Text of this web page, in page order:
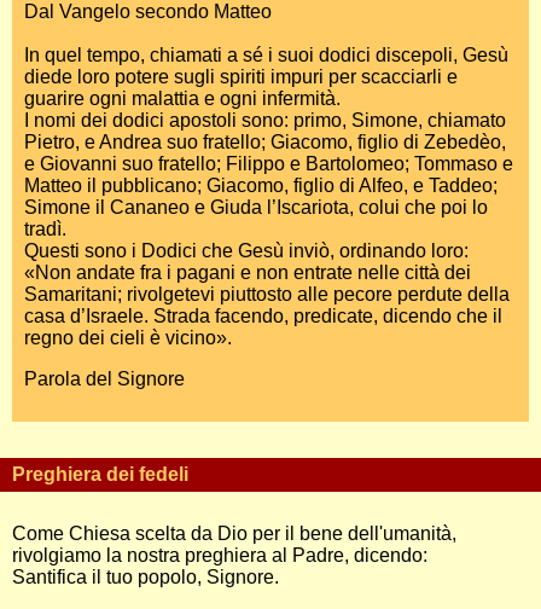
Dal Vangelo secondo Matteo
In quel tempo, chiamati a sé i suoi dodici discepoli, Gesù
diede loro potere sugli spiriti impuri per scacciarli e
guarire ogni malattia e ogni infermità.
I nomi dei dodici apostoli sono: primo, Simone, chiamato
Pietro, e Andrea suo fratello; Giacomo, figlio di Zebedèo,
e Giovanni suo fratello; Filippo e Bartolomeo; Tommaso e
Matteo il pubblicano; Giacomo, figlio di Alfeo, e Taddeo;
Simone il Cananeo e Giuda l’Iscariota, colui che poi lo
tradì.
Questi sono i Dodici che Gesù inviò, ordinando loro:
«Non andate fra i pagani e non entrate nelle città dei
Samaritani; rivolgetevi piuttosto alle pecore perdute della
casa d’Israele. Strada facendo, predicate, dicendo che il
regno dei cieli è vicino».
Parola del Signore
Preghiera dei fedeli
Come Chiesa scelta da Dio per il bene dell'umanità,
rivolgiamo la nostra preghiera al Padre, dicendo:
Santifica il tuo popolo, Signore.